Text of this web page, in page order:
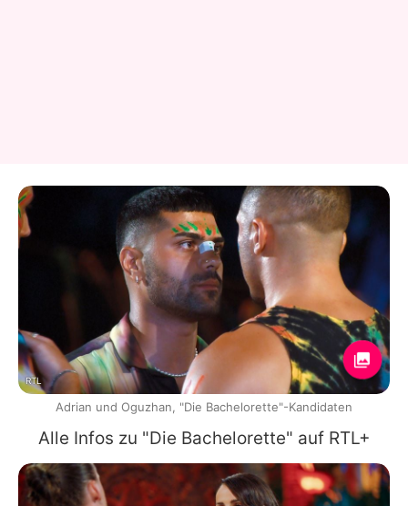
Alle Infos zu "Die Bachelorette" auf RTL+
RTL
Adrian und Oguzhan, "Die Bachelorette"-Kandidaten